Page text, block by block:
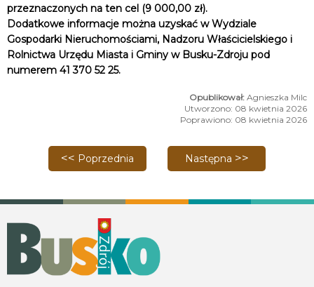
przeznaczonych na ten cel (9 000,00 zł).
Dodatkowe informacje można uzyskać w Wydziale
Gospodarki Nieruchomościami, Nadzoru Właścicielskiego i
Rolnictwa Urzędu Miasta i Gminy w Busku-Zdroju pod
numerem 41 370 52 25.
Agnieszka Milc
Utworzono: 08 kwietnia 2026
Poprawiono: 08 kwietnia 2026
Poprzednia strona: Kolej do Buska-Zdroju coraz
Poprzednia Następna strona:
Następna